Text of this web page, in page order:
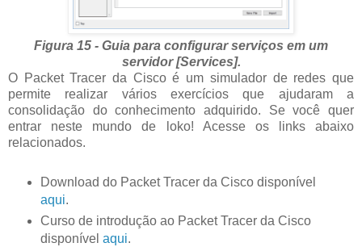
Figura 15 - Guia para configurar serviços em um
servidor [Services].
O Packet Tracer da Cisco é um simulador de redes que
permite realizar vários exercícios que ajudaram a
consolidação do conhecimento adquirido. Se você quer
entrar neste mundo de loko! Acesse os links abaixo
relacionados.
Download do Packet Tracer da Cisco disponível
aqui.
Curso de introdução ao Packet Tracer da Cisco
disponível aqui.